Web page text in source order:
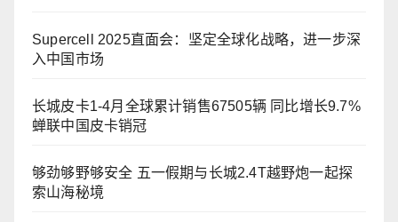
Supercell 2025直面会：坚定全球化战略，进一步深
入中国市场
长城皮卡1-4月全球累计销售67505辆 同比增长9.7%
蝉联中国皮卡销冠
够劲够野够安全 五一假期与长城2.4T越野炮一起探
索山海秘境